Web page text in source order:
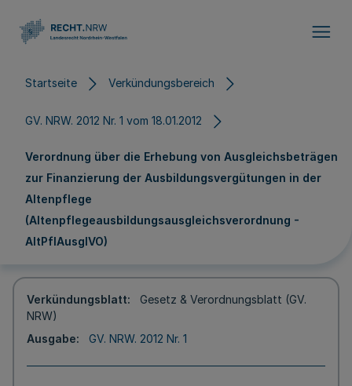
Startseite Verkündungsbereich
GV. NRW. 2012 Nr. 1 vom 18.01.2012
Verordnung über die Erhebung von Ausgleichsbeträgen
zur Finanzierung der Ausbildungsvergütungen in der
Altenpflege
(Altenpflegeausbildungsausgleichsverordnung -
AltPflAusglVO)
Verkündungsblatt
Gesetz & Verordnungsblatt (GV.
NRW)
Ausgabe
GV. NRW. 2012 Nr. 1